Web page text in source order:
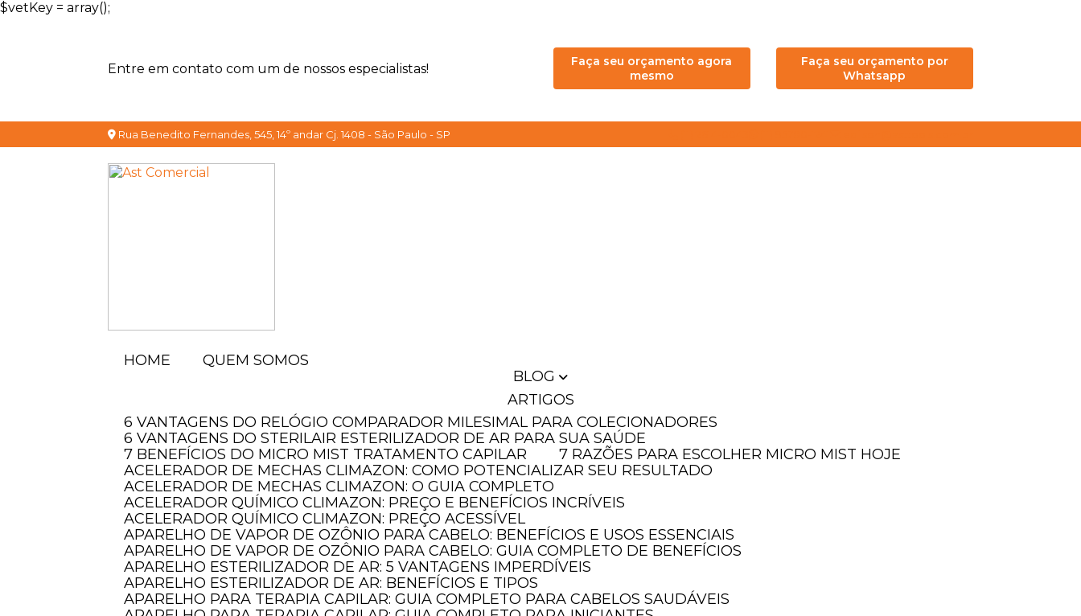
$vetKey = array();
Entre em contato com um de nossos especialistas!
Faça seu orçamento agora
mesmo
Faça seu orçamento por
Whatsapp
Rua Benedito Fernandes, 545, 14º andar Cj. 1408 - São Paulo - SP
HOME
QUEM SOMOS
BLOG
ARTIGOS
6 VANTAGENS DO RELÓGIO COMPARADOR MILESIMAL PARA COLECIONADORES
6 VANTAGENS DO STERILAIR ESTERILIZADOR DE AR PARA SUA SAÚDE
7 BENEFÍCIOS DO MICRO MIST TRATAMENTO CAPILAR
7 RAZÕES PARA ESCOLHER MICRO MIST HOJE
ACELERADOR DE MECHAS CLIMAZON: COMO POTENCIALIZAR SEU RESULTADO
ACELERADOR DE MECHAS CLIMAZON: O GUIA COMPLETO
ACELERADOR QUÍMICO CLIMAZON: PREÇO E BENEFÍCIOS INCRÍVEIS
ACELERADOR QUÍMICO CLIMAZON: PREÇO ACESSÍVEL
APARELHO DE VAPOR DE OZÔNIO PARA CABELO: BENEFÍCIOS E USOS ESSENCIAIS
APARELHO DE VAPOR DE OZÔNIO PARA CABELO: GUIA COMPLETO DE BENEFÍCIOS
APARELHO ESTERILIZADOR DE AR: 5 VANTAGENS IMPERDÍVEIS
APARELHO ESTERILIZADOR DE AR: BENEFÍCIOS E TIPOS
APARELHO PARA TERAPIA CAPILAR: GUIA COMPLETO PARA CABELOS SAUDÁVEIS